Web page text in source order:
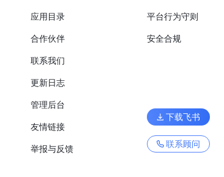
应用目录
合作伙伴
联系我们
更新日志
管理后台
友情链接
举报与反馈
平台行为守则
安全合规
下载飞书
联系顾问